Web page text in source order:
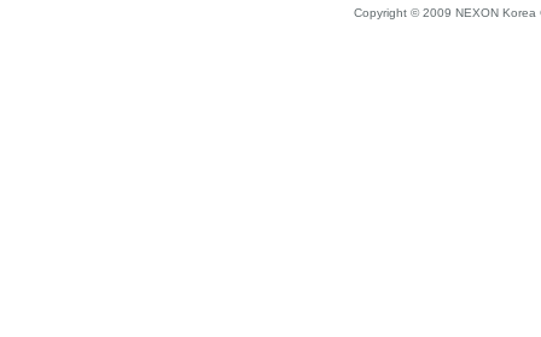
Copyright © 2009 NEXON Korea